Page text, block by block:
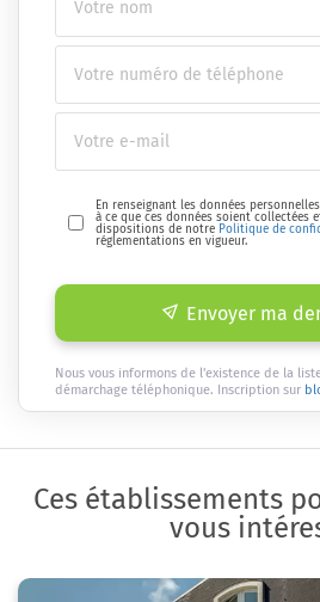
En renseignant les données
à ce que ces données soient collectées
dispositions de notre Politique de
réglementations en vigueur.
Envoyer ma
Nous vous informons de l'existence de la
démarchage téléphonique. Inscription sur
Ces établissements
vous